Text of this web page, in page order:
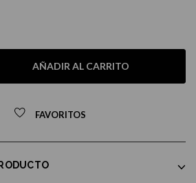
AÑADIR AL CARRITO
FAVORITOS